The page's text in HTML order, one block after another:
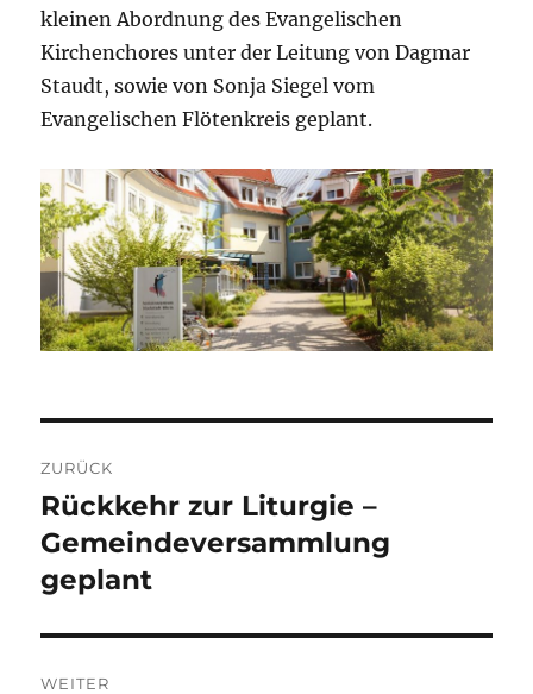
kleinen Abordnung des Evangelischen
Kirchenchores unter der Leitung von Dagmar
Staudt, sowie von Sonja Siegel vom
Evangelischen Flötenkreis geplant.
ZURÜCK
Vorheriger
Beitrag:
Rückkehr zur Liturgie –
Gemeindeversammlung
geplant
WEITER